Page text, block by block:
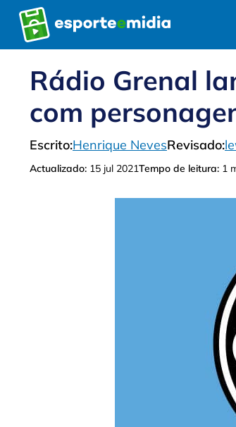
Pular
para
o
Rádio Grenal
com
Escrito:Henrique NevesRevisado:
Actualizado: 15 jul 2021Tempo de leitura: 1